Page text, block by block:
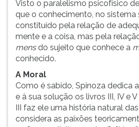
Visto o paralelismo psicofísico
que o conhecimento, no sistema
constituído pela relação de
mente e a coisa, mas pela
mensdo sujeito que conhece a
conhecido.
A Moral
Como é sabido, Spinoza dedica
e à sua solução os livros III, IV e
III faz ele uma história natural
considera as paixões